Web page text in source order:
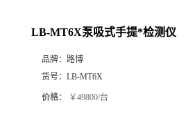
厅
LB-MT6X泵吸式手提*检测仪
品牌： 路博
货号： LB-MT6X
价格： ￥49800/台